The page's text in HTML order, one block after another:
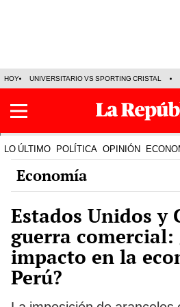
HOY UNIVERSITARIO VS SPORTING CRISTAL
LO ÚLTIMO POLÍTICA OPINIÓN
Economía
Estados Unidos y
guerra comercial:
impacto en la
Perú?